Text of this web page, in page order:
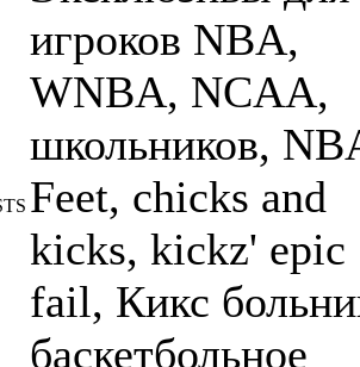
игроков NBA,
WNBA, NCAA,
школьников,
Feet, chicks and
kicks, kickz' epic
fail, Кикс
баскетбольное